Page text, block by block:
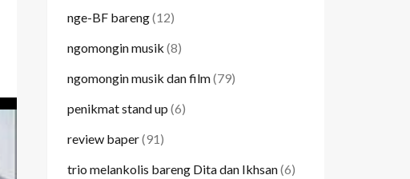
nge-BF bareng(12)
ngomongin musik (8)
ngomongin musik dan film(79)
penikmat stand up (6)
review baper(91)
trio melankolis bareng Dita dan Ikhsan(6)